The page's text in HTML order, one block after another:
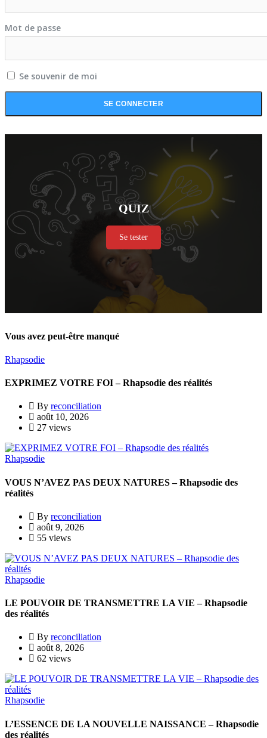
Mot de passe
Se souvenir de moi
QUIZ
Se tester
Vous avez peut-être manqué
Rhapsodie
EXPRIMEZ VOTRE FOI – Rhapsodie des réalités
By reconciliation
août 10, 2026
27 views
Rhapsodie
VOUS N’AVEZ PAS DEUX NATURES – Rhapsodie des
réalités
By reconciliation
août 9, 2026
55 views
Rhapsodie
LE POUVOIR DE TRANSMETTRE LA VIE – Rhapsodie
des réalités
By reconciliation
août 8, 2026
62 views
Rhapsodie
L’ESSENCE DE LA NOUVELLE NAISSANCE – Rhapsodie
des réalités